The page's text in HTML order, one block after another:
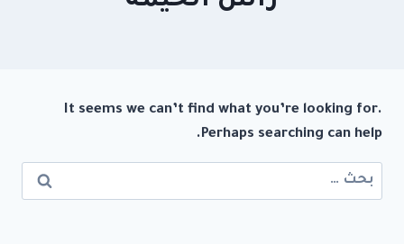
It seems we can’t find what you’re looking for.
Perhaps searching can help.
البحث
عن: